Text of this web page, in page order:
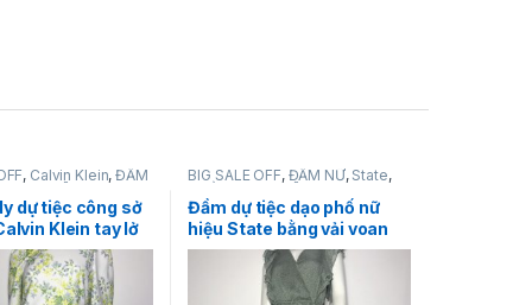
, Calvin Klein,ĐẦM
dự tiệc công sở
Klein tay lở
đuôi cá màu
tiết hoa màu
2 chính hãng
BIG SALE OFF, ĐẦM NỮ, State,
Đầm dự tiệc dạo phố nữ
hiệu State bằng vải voan
đuôi cá cực đẹp màu xanh
rêu có họa tiết size XXS
chính hãng